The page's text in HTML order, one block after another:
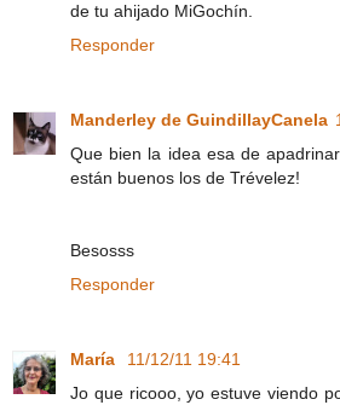
de tu ahijado MiGochín.
Responder
Manderley de GuindillayCanela
Que bien la idea esa de
están buenos los de Trévelez!
Besosss
Responder
María
11/12/11 19:41
Jo que ricooo, yo estuve viendo